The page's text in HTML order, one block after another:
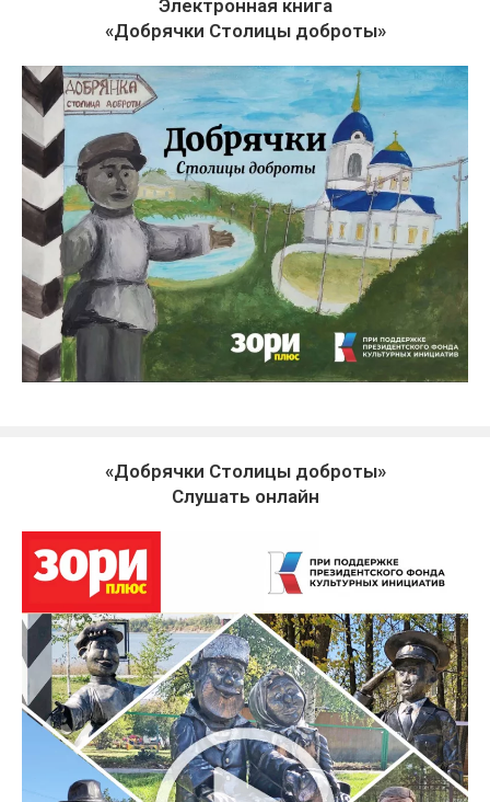
Электронная книга
«Добрячки Столицы доброты»
«Добрячки Столицы доброты»
Слушать онлайн